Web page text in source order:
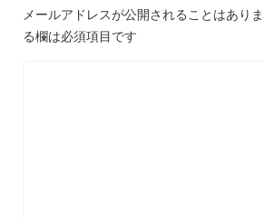
メールアドレスが公開されることはありま
る欄は必須項目です